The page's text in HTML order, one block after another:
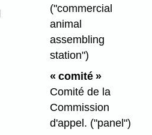
("commercial
animal
assembling
station")
« comité »
Comité de la
Commission
d'appel. ("panel")